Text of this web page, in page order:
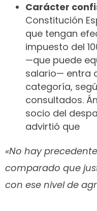
Carácter
Constitución
que tengan
impuesto del
—que puede
salario— entra
categoría,
consultados.
socio del
advirtió que
«No hay
comparado que
con ese nivel de